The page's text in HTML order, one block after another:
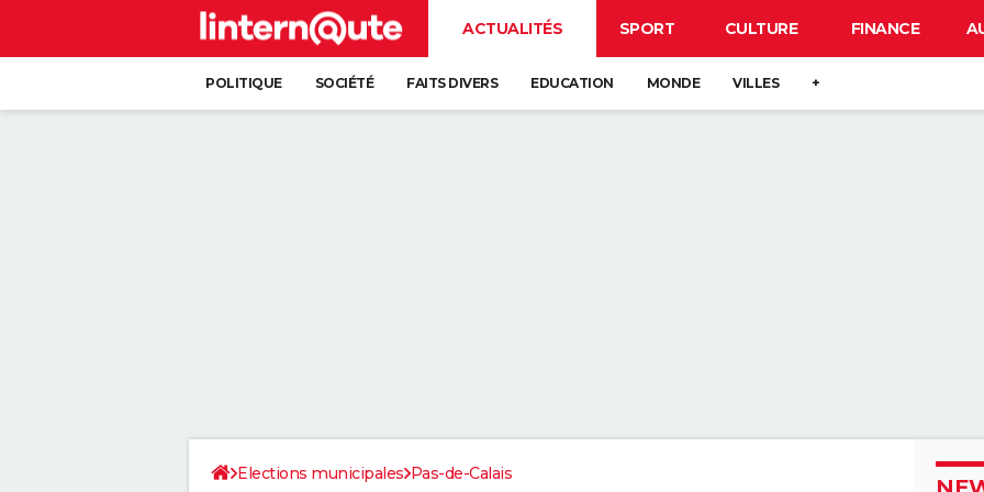
ACTUALITÉS SPORT CULTURE FINANCE
POLITIQUE SOCIÉTÉ FAITS DIVERS EDUCATION MONDE VILLES +
Elections municipales Pas-de-Calais